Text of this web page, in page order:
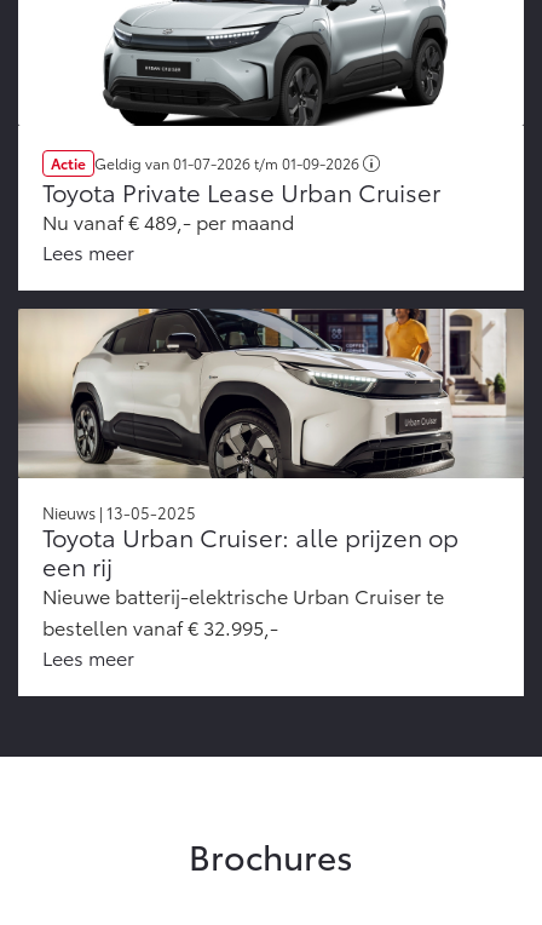
Actie Geldig van01-07-2026t/m 01-09-2026
Toyota Private Lease Urban Cruiser
Nu vanaf € 489,- per maand
Lees meer
Nieuws | 13-05-2025
Toyota Urban Cruiser: alle prijzen op
een rij
Nieuwe batterij-elektrische Urban Cruiser te
bestellen vanaf € 32.995,-
Lees meer
Brochures